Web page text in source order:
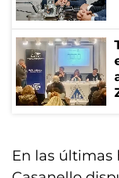
En las últimas